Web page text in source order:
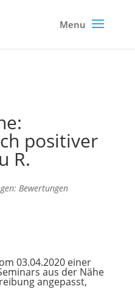
positiver
R.
Bewertungen
03.04.2020 einer
aus der Nähe
angepasst,